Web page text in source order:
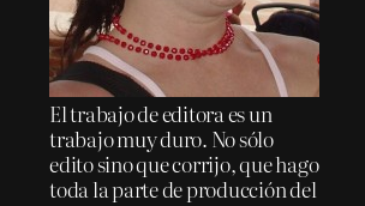
El trabajo de editora es un
trabajo muy duro. No sólo
edito sino que corrijo, que hago
toda la parte de producción del